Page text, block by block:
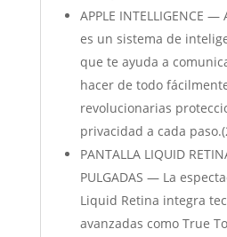
APPLE INTELLIGENCE
es un sistema de
que te ayuda a
hacer de todo
revolucionarias
privacidad a cada
PANTALLA LIQUID
PULGADAS — La
Liquid Retina integra
avanzadas como True